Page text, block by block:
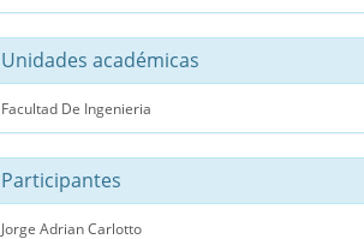
Unidades académicas
Facultad De Ingenieria
Participantes
Jorge Adrian Carlotto